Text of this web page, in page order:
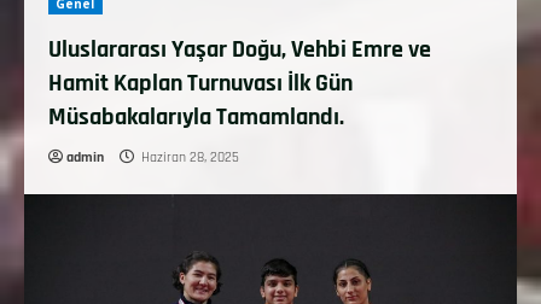
Genel
Uluslararası Yaşar Doğu, Vehbi Emre ve
Hamit Kaplan Turnuvası İlk Gün
Müsabakalarıyla Tamamlandı.
admin Haziran 28, 2025